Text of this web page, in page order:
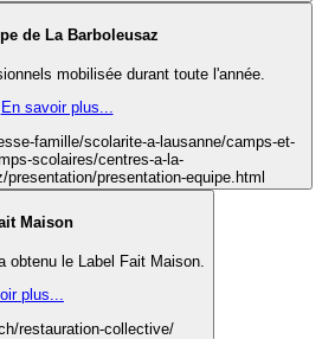
de La Barboleusaz
mobilisée durant toute l'année.
En savoir plus...
famille/scolarite-a-lausanne/camps-et-
scolaires/centres-a-la-
presentation/presentation-equipe.html
Maison
obtenu le Label Fait Maison.
plus...
restauration-collective/